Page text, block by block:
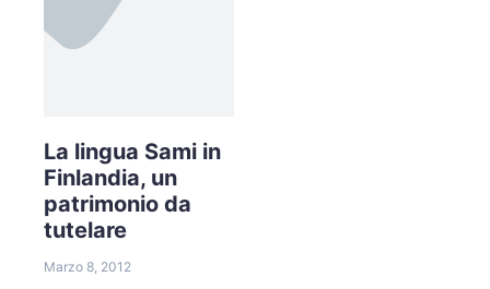
La lingua Sami in
Finlandia, un
patrimonio da
tutelare
Marzo 8, 2012